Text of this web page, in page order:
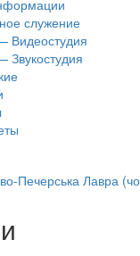
служение
Печерська Лавра